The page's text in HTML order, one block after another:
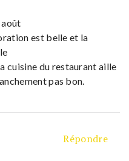
août
est belle et la
cuisine du restaurant aille
pas bon.
Répondre